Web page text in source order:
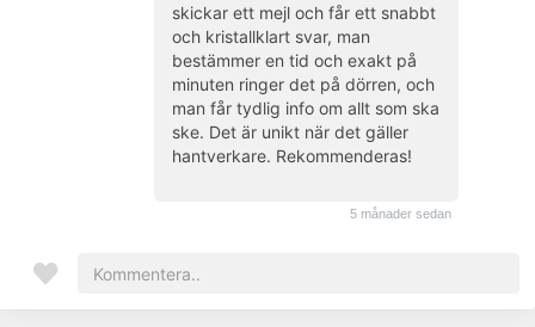
skickar ett mejl och får ett snabbt
och kristallklart svar, man
bestämmer en tid och exakt på
minuten ringer det på dörren, och
man får tydlig info om allt som ska
ske. Det är unikt när det gäller
hantverkare. Rekommenderas!
5 månader sedan